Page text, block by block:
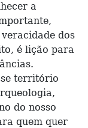
a
dos
é lição para
território
do nosso
quem quer